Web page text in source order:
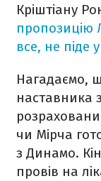
Кріштіану
пропозицію
все, не піде
Нагадаємо,
наставника
чи Мірча
з Динамо.
провів на